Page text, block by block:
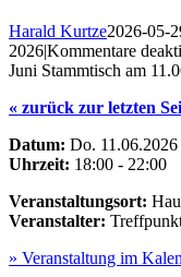
Harald Kurtze2026-05-
2026|Kommentare
Juni Stammtisch am
« zurück zur letzten
Datum: Do. 11.06.2026
Uhrzeit: 18:00 - 22:00
Veranstaltungsort:
Veranstalter:
» Veranstaltung im